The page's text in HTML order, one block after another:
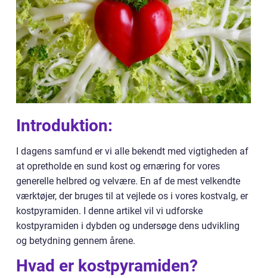
Introduktion:
I dagens samfund er vi alle bekendt med vigtigheden af
at opretholde en sund kost og ernæring for vores
generelle helbred og velvære. En af de mest velkendte
værktøjer, der bruges til at vejlede os i vores kostvalg, er
kostpyramiden. I denne artikel vil vi udforske
kostpyramiden i dybden og undersøge dens udvikling
og betydning gennem årene.
Hvad er kostpyramiden?